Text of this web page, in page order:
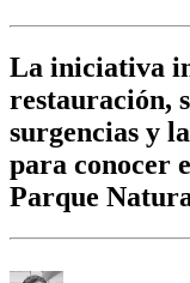
La iniciativa
restauración,
surgencias y
para conocer
Parque